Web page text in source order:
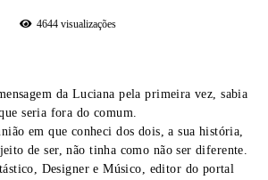
4644 visualizações
da Luciana pela primeira vez, sabia
seria fora do comum.
em que conheci dos dois, a sua história,
de ser, não tinha como não ser diferente.
Designer e Músico, editor do portal